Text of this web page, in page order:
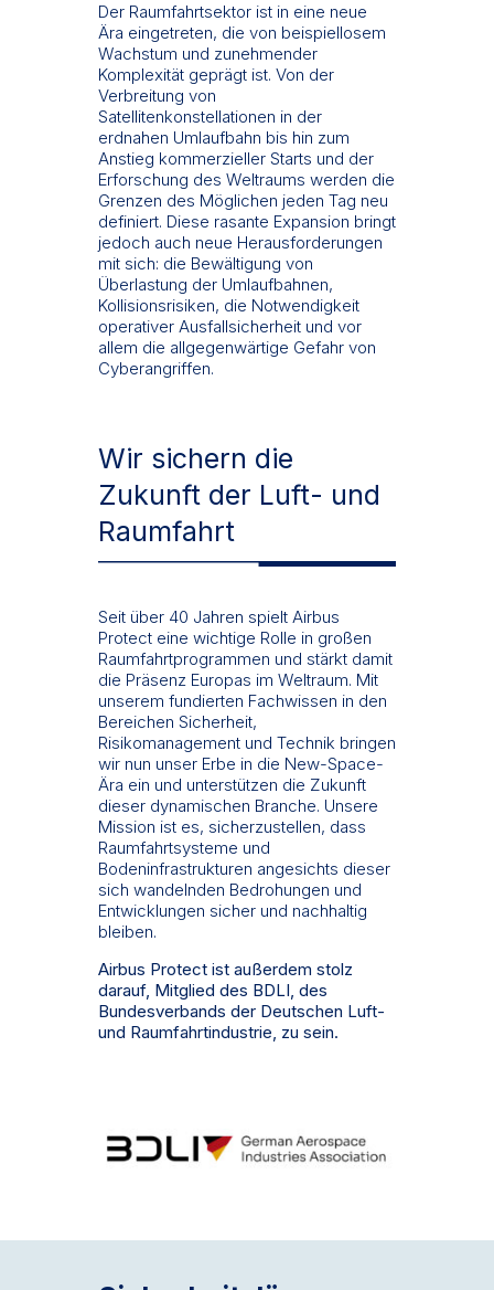
Der Raumfahrtsektor ist in eine neue
Ära eingetreten, die von beispiellosem
Wachstum und zunehmender
Komplexität geprägt ist. Von der
Verbreitung von
Satellitenkonstellationen in der
erdnahen Umlaufbahn bis hin zum
Anstieg kommerzieller Starts und der
Erforschung des Weltraums werden die
Grenzen des Möglichen jeden Tag neu
definiert. Diese rasante Expansion bringt
jedoch auch neue Herausforderungen
mit sich: die Bewältigung von
Überlastung der Umlaufbahnen,
Kollisionsrisiken, die Notwendigkeit
operativer Ausfallsicherheit und vor
allem die allgegenwärtige Gefahr von
Cyberangriffen.
Wir sichern die
Zukunft der Luft- und
Raumfahrt
Seit über 40 Jahren spielt Airbus
Protect eine wichtige Rolle in großen
Raumfahrtprogrammen und stärkt damit
die Präsenz Europas im Weltraum. Mit
unserem fundierten Fachwissen in den
Bereichen Sicherheit,
Risikomanagement und Technik bringen
wir nun unser Erbe in die New-Space-
Ära ein und unterstützen die Zukunft
dieser dynamischen Branche. Unsere
Mission ist es, sicherzustellen, dass
Raumfahrtsysteme und
Bodeninfrastrukturen angesichts dieser
sich wandelnden Bedrohungen und
Entwicklungen sicher und nachhaltig
bleiben.
Airbus Protect ist außerdem stolz
darauf, Mitglied des BDLI, des
Bundesverbands der Deutschen Luft-
und Raumfahrtindustrie, zu sein.